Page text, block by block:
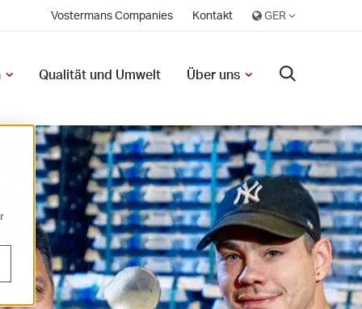
Vostermans Companies Kontakt
Qualität und Umwelt Über uns